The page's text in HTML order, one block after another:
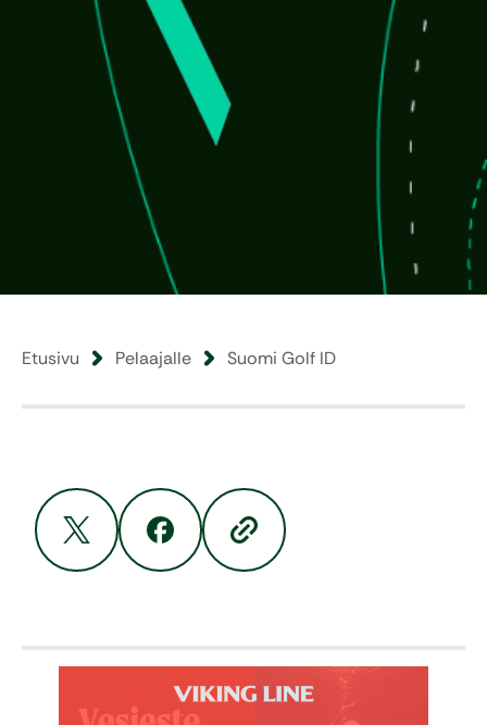
Etusivu Pelaajalle Suomi Golf ID